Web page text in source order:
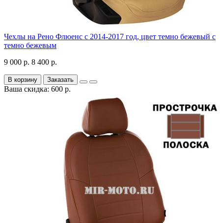
Чехлы на Рено Флюенс с 2014-2017 год, цвет темно бежевый с
темно бежевым
9 000 р. 8 400 р.
В корзину Заказать
Ваша скидка: 600 р.